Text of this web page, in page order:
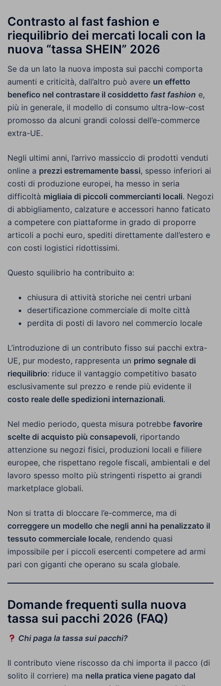
Contrasto al fast fashion e
riequilibrio dei mercati locali con la
nuova “tassa SHEIN” 2026
Se da un lato la nuova imposta sui pacchi comporta
aumenti e criticità, dall’altro può avere un effetto
benefico nel contrastare il cosiddetto fast fashion e,
più in generale, il modello di consumo ultra-low-cost
promosso da alcuni grandi colossi dell’e-commerce
extra-UE.
Negli ultimi anni, l’arrivo massiccio di prodotti venduti
online a prezzi estremamente bassi, spesso inferiori ai
costi di produzione europei, ha messo in seria
difficoltà migliaia di piccoli commercianti locali. Negozi
di abbigliamento, calzature e accessori hanno faticato
a competere con piattaforme in grado di proporre
articoli a pochi euro, spediti direttamente dall’estero e
con costi logistici ridottissimi.
Questo squilibrio ha contribuito a:
chiusura di attività storiche nei centri urbani
desertificazione commerciale di molte città
perdita di posti di lavoro nel commercio locale
L’introduzione di un contributo fisso sui pacchi extra-
UE, pur modesto, rappresenta un primo segnale di
riequilibrio: riduce il vantaggio competitivo basato
esclusivamente sul prezzo e rende più evidente il
costo reale delle spedizioni internazionali.
Nel medio periodo, questa misura potrebbe favorire
scelte di acquisto più consapevoli, riportando
attenzione su negozi fisici, produzioni locali e filiere
europee, che rispettano regole fiscali, ambientali e del
lavoro spesso molto più stringenti rispetto ai grandi
marketplace globali.
Non si tratta di bloccare l’e-commerce, ma di
correggere un modello che negli anni ha penalizzato il
tessuto commerciale locale, rendendo quasi
impossibile per i piccoli esercenti competere ad armi
pari con giganti che operano su scala globale.
Domande frequenti sulla nuova
tassa sui pacchi 2026 (FAQ)
Chi paga la tassa sui pacchi?
Il contributo viene riscosso da chi importa il pacco (di
solito il corriere) ma nella pratica viene pagato dal